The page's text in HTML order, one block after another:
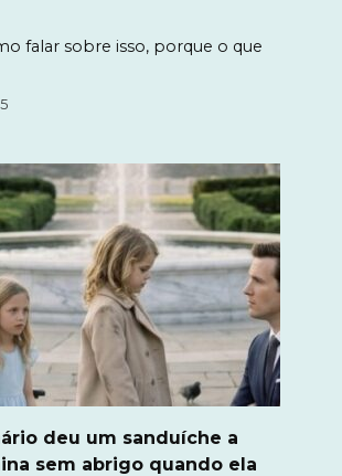
falar sobre isso, porque o que
deu um sanduíche a
sem abrigo quando ela